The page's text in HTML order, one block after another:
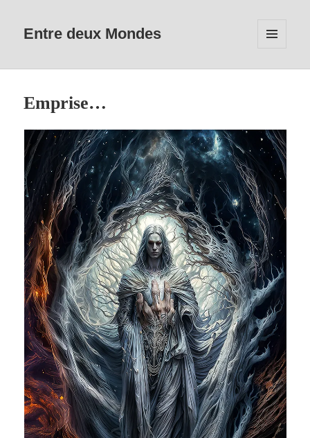
Entre deux Mondes
WIDGETS
Emprise…